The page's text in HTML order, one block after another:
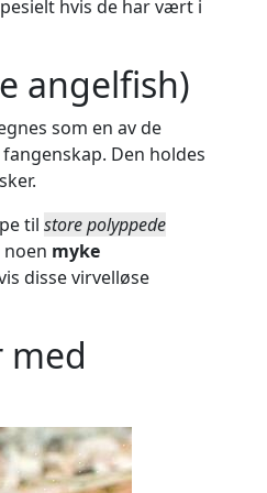
hvis de har vært i
angelfish)
som en av de
Den holdes
til store polyppede
myke
disse virvelløse
med